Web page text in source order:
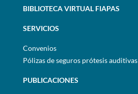
BIBLIOTECA VIRTUAL FIAPAS
SERVICIOS
Convenios
Pólizas de seguros prótesis auditivas
PUBLICACIONES